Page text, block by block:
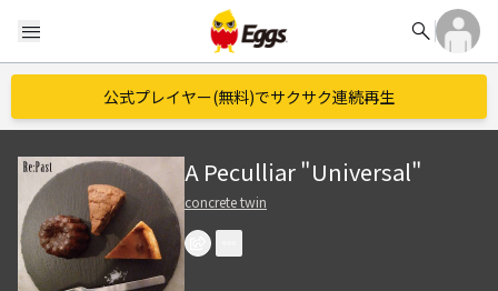
menu search
公式プレイヤー(無料)でサクサク連続再生
A Peculliar "Universal"
concrete twin